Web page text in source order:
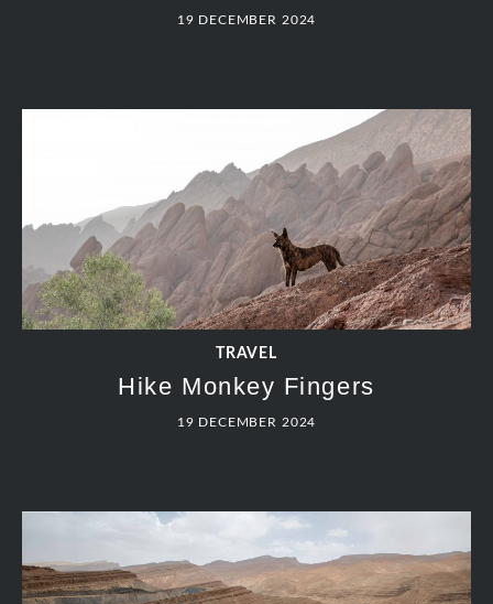
19 DECEMBER 2024
TRAVEL
Hike Monkey Fingers
19 DECEMBER 2024